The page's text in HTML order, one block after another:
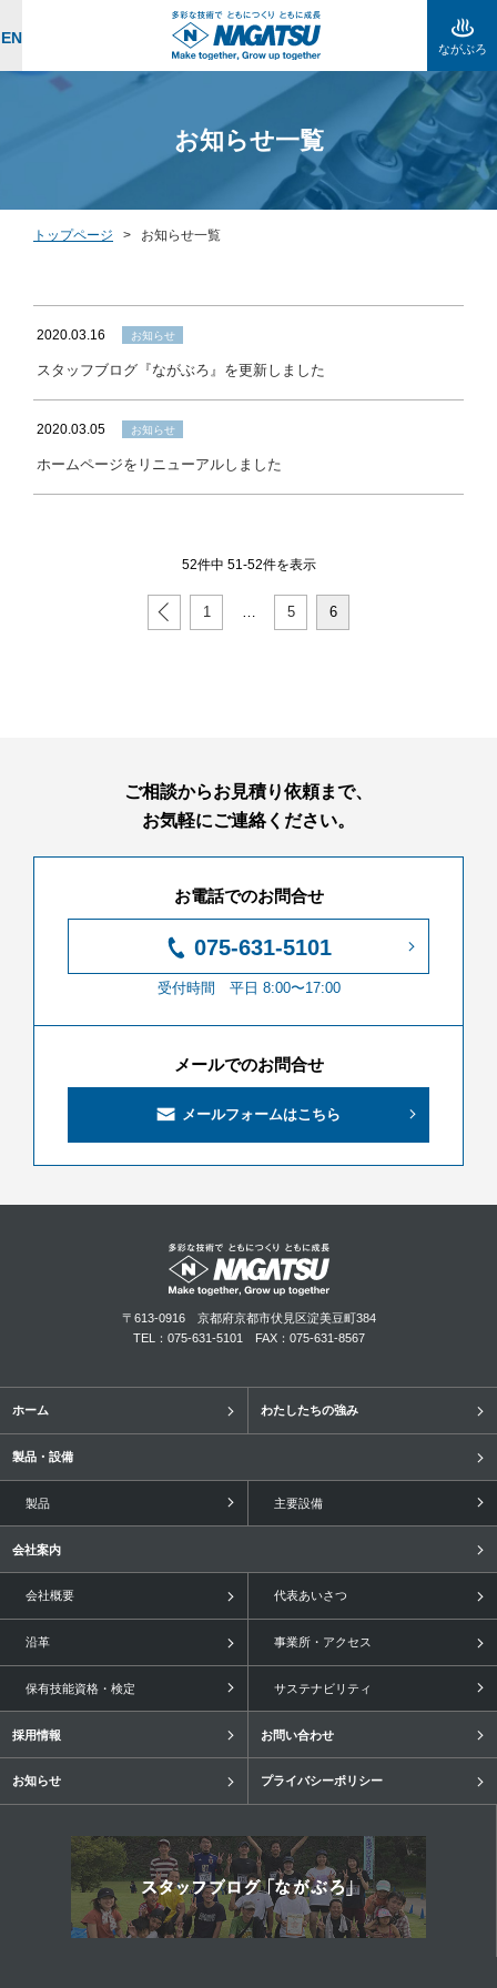
EN
ながぶろ
お知らせ一覧
トップページ > お知らせ一覧
2020.03.16 お知らせ
スタッフブログ『ながぶろ』を更新しました
2020.03.05 お知らせ
ホームページをリニューアルしました
52件中 51-52件を表示
1 5 6
ご相談からお見積り依頼まで、
お気軽にご連絡ください。
お電話でのお問合せ
075-631-5101
受付時間 平日 8:00〜17:00
メールでのお問合せ
メールフォームはこちら
〒613-0916
京都府京都市伏見区淀美豆町384
TEL：075-631-5101
FAX：075-631-8567
ホーム わたしたちの強み
製品・設備
製品 主要設備
会社案内
会社概要 代表あいさつ
沿革 事業所・アクセス
保有技能資格・検定 サステナビリティ
採用情報 お問い合わせ
お知らせ プライバシーポリシー